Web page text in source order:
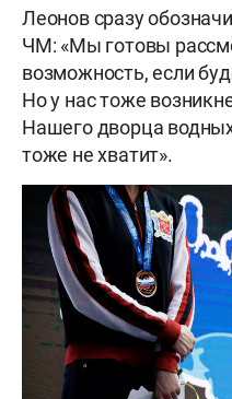
Леонов сразу
ЧМ: «Мы готовы
возможность, если
Но у нас тоже
Нашего дворца
тоже не хватит».